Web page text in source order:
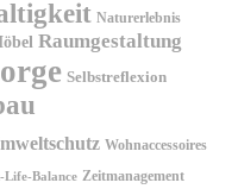
Naturerlebnis
Raumgestaltung
Selbstreflexion
Wohnaccessoires
Life-Balance Zeitmanagement